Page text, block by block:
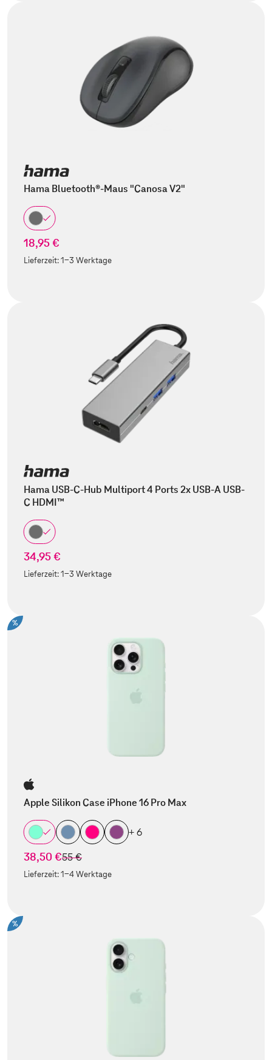
Hama Bluetooth®-Maus "Canosa V2"
18,95 €
Lieferzeit:1-3 Werktage
Hama USB-C-Hub Multiport 4 Ports 2x USB-A USB-
C HDMI™
34,95 €
Lieferzeit:1-3 Werktage
%
Apple Silikon Case iPhone 16 Pro Max
+ 6
38,50 €statt
55 €
Lieferzeit:1-4 Werktage
%